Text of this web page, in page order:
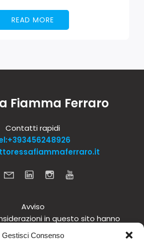
Gestisci Consenso
READ MORE
Fiamma Ferraro
Contatti rapidi
Avviso
in questo sito hanno
generale e non intendono in